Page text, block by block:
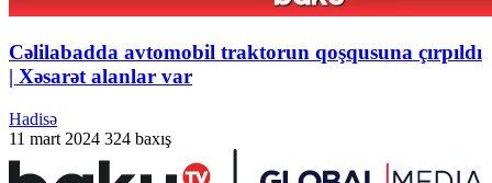
Cəlilabadda avtomobil traktorun qoşqusuna çırpıldı
| Xəsarət alanlar var
Hadisə
11 mart 2024 324 baxış